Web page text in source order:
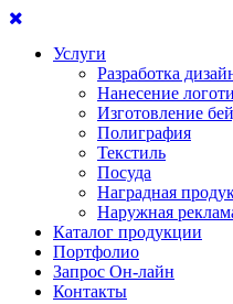
Услуги
Разработка
Нанесение
Изготовление
Полиграфия
Текстиль
Посуда
Наградная
Наружная
Каталог продукции
Портфолио
Запрос Он-лайн
Контакты